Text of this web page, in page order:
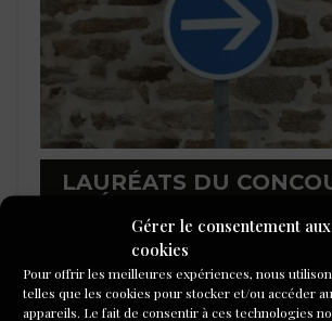
Gérer le consentement aux
cookies
Pour offrir les meilleures expériences, nous
telles que les cookies pour stocker et/ou accéder
appareils. Le fait de consentir à ces technologies
LAURÉATS DU
POÉSIE 2026